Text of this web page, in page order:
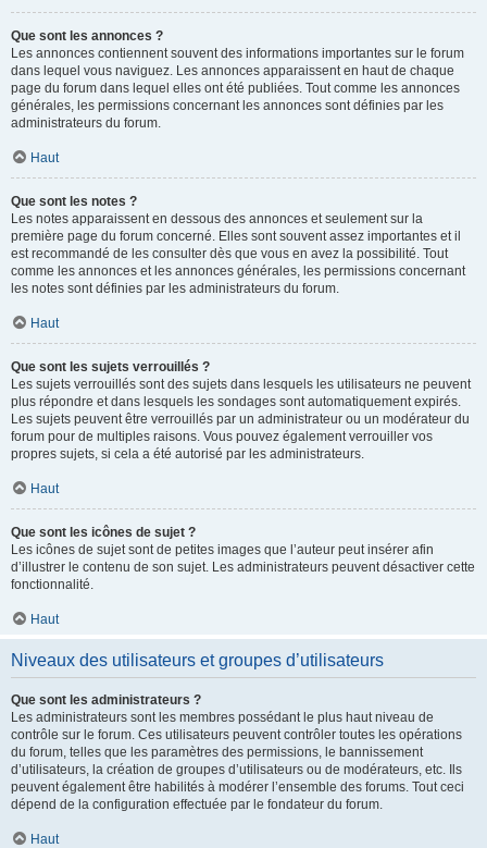
Que sont les annonces ?
Les annonces contiennent souvent des informations importantes sur le forum
dans lequel vous naviguez. Les annonces apparaissent en haut de chaque
page du forum dans lequel elles ont été publiées. Tout comme les annonces
générales, les permissions concernant les annonces sont définies par les
administrateurs du forum.
Haut
Que sont les notes ?
Les notes apparaissent en dessous des annonces et seulement sur la
première page du forum concerné. Elles sont souvent assez importantes et il
est recommandé de les consulter dès que vous en avez la possibilité. Tout
comme les annonces et les annonces générales, les permissions concernant
les notes sont définies par les administrateurs du forum.
Haut
Que sont les sujets verrouillés ?
Les sujets verrouillés sont des sujets dans lesquels les utilisateurs ne peuvent
plus répondre et dans lesquels les sondages sont automatiquement expirés.
Les sujets peuvent être verrouillés par un administrateur ou un modérateur du
forum pour de multiples raisons. Vous pouvez également verrouiller vos
propres sujets, si cela a été autorisé par les administrateurs.
Haut
Que sont les icônes de sujet ?
Les icônes de sujet sont de petites images que l’auteur peut insérer afin
d’illustrer le contenu de son sujet. Les administrateurs peuvent désactiver cette
fonctionnalité.
Haut
Niveaux des utilisateurs et groupes d’utilisateurs
Que sont les administrateurs ?
Les administrateurs sont les membres possédant le plus haut niveau de
contrôle sur le forum. Ces utilisateurs peuvent contrôler toutes les opérations
du forum, telles que les paramètres des permissions, le bannissement
d’utilisateurs, la création de groupes d’utilisateurs ou de modérateurs, etc. Ils
peuvent également être habilités à modérer l’ensemble des forums. Tout ceci
dépend de la configuration effectuée par le fondateur du forum.
Haut